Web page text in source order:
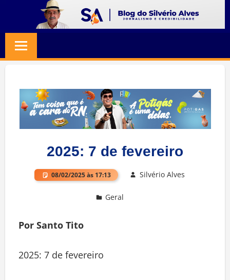
content
SILVERIO
ALVES
Jornalismo
Credibilidade
2025: 7 de fevereiro
08/02/2025 às 17:13 Silvério Alves
Geral
Por Santo Tito
2025: 7 de fevereiro